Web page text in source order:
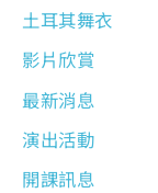
土耳其舞衣
影片欣賞
最新消息
演出活動
開課訊息